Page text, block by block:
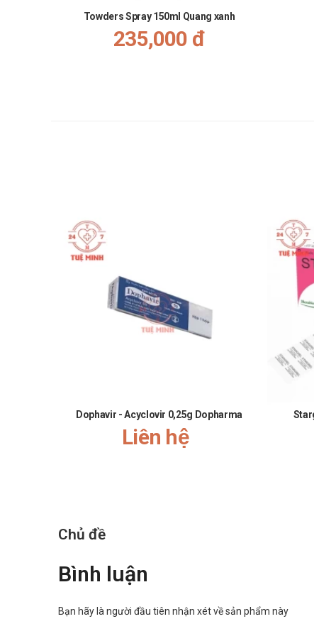
Towders Spray 150ml Quang xanh
235,000 đ
Dophavir - Acyclovir 0,25g Dopharma
Liên hệ
Chủ đề
Bình luận
Bạn hãy là người đầu tiên nhận xét về sản phẩm này